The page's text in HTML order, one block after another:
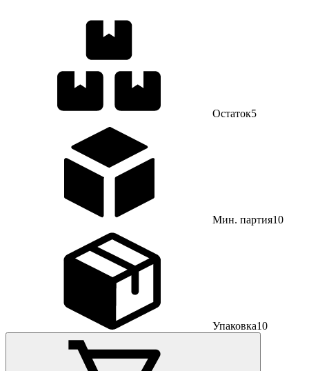
Остаток5
Мин. партия10
Упаковка10